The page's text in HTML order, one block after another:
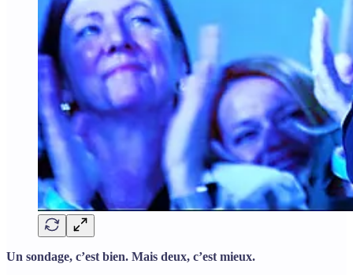
Un sondage, c’est bien. Mais deux, c’est mieux.